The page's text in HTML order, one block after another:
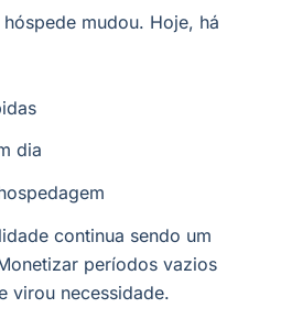
mudou. Hoje, há
dia
continua sendo um
períodos vazios
virou necessidade.